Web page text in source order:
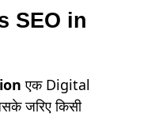
SEO in
एक Digital
जरिए किसी